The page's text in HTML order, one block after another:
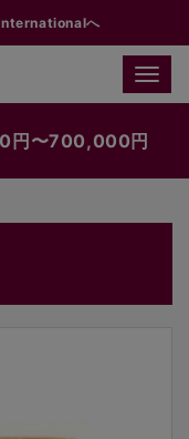
Internationalへ
Toggle
円〜700,000円